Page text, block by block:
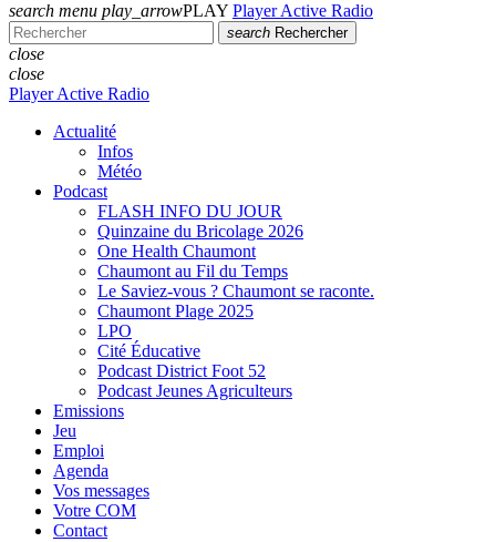
search menu play_arrowPLAY Player Active Radio
search Rechercher
close
close
Player Active Radio
Actualité
Infos
Météo
Podcast
FLASH INFO DU JOUR
Quinzaine du Bricolage 2026
One Health Chaumont
Chaumont au Fil du Temps
Le Saviez-vous ? Chaumont se raconte.
Chaumont Plage 2025
LPO
Cité Éducative
Podcast District Foot 52
Podcast Jeunes Agriculteurs
Emissions
Jeu
Emploi
Agenda
Vos messages
Votre COM
Contact